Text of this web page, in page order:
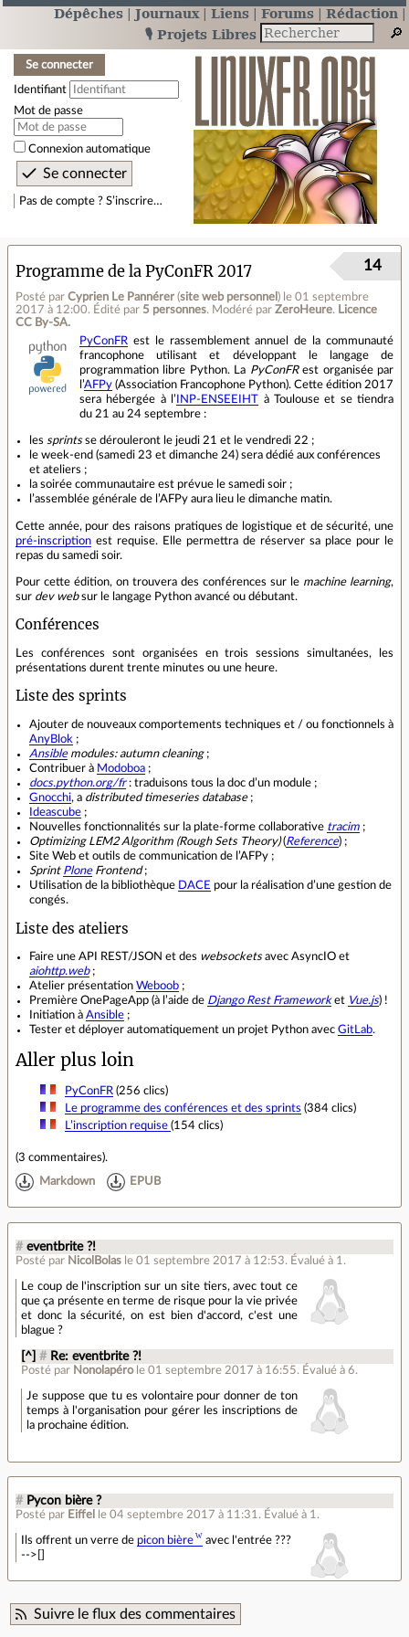
Dépêches Journaux Liens Forums
Rédaction
🎙️ Projets Libres
Se connecter
Identifiant
Mot de passe
Connexion automatique
Pas de compte ? S’inscrire…
Programme de la PyConFR 2017
Posté par Cyprien Le Pannérer (site web personnel ) le 01 septembre
2017 à 12:00. Édité par 5 personnes. Modéré par ZeroHeure. Licence
CC By‑SA.
14
PyConFR est le rassemblement annuel de la communauté
francophone utilisant et développant le langage de
programmation libre Python. La PyConFRest organisée par
l’AFPy (Association Francophone Python). Cette édition 2017
sera hébergée à l’ INP‐ENSEEIHT
à Toulouse et se tiendra
du 21 au 24 septembre :
les sprintsse dérouleront le jeudi 21 et le vendredi 22 ;
le week‐end (samedi 23 et dimanche 24) sera dédié aux conférences
et ateliers ;
la soirée communautaire est prévue le samedi soir ;
l’assemblée générale de l’AFPy aura lieu le dimanche matin.
Cette année, pour des raisons pratiques de logistique et de sécurité, une
pré‐inscription est requise. Elle permettra de réserver sa place pour le
repas du samedi soir.
Pour cette édition, on trouvera des conférences sur le machine learning,
sur dev websur le langage Python avancé ou débutant.
Conférences
Les conférences sont organisées en trois sessions simultanées, les
présentations durent trente minutes ou une heure.
Liste des sprints
Ajouter de nouveaux comportements techniques et / ou fonctionnels à
AnyBlok ;
Ansiblemodules: autumn cleaning;
Contribuer à Modoboa ;
docs.python.org/fr: traduisons tous la doc d’un module ;
Gnocchi, a distributed timeseries database;
Ideascube ;
Nouvelles fonctionnalités sur la plate‐forme collaborative tracim ;
Optimizing LEM2 Algorithm (Rough Sets Theory)(Reference) ;
Site Web et outils de communication de l’AFPy ;
Sprint PloneFrontend;
Utilisation de la bibliothèque DACE pour la réalisation d’une gestion de
congés.
Liste des ateliers
Faire une API REST/JSON et des websocketsavec AsyncIO et
aiohttp.web;
Atelier présentation Weboob ;
Première OnePageApp (à l’aide de Django Rest Frameworket Vue.js) !
Initiation à Ansible ;
Tester et déployer automatiquement un projet Python avec GitLab.
Aller plus loin
PyConFR(256 clics)
Le programme des conférences et des sprints (384 clics)
L’inscription requise (154 clics)
(3 commentaires).
Markdown EPUB
# eventbrite ?!
Posté par NicolBolas le 01 septembre 2017 à 12:53. Évalué à 1 .
Le coup de l'inscription sur un site tiers, avec tout ce
que ça présente en terme de risque pour la vie privée
et donc la sécurité, on est bien d'accord, c'est une
blague ?
[^] # Re: eventbrite ?!
Posté par Nonolapéro le 01 septembre 2017 à 16:55. Évalué à6.
Je suppose que tu es volontaire pour donner de ton
temps à l'organisation pour gérer les inscriptions de
la prochaine édition.
# Pycon bière ?
Posté par Eiffel le 04 septembre 2017 à 11:31 . Évalué à 1 .
Ils offrent un verre de picon bière
avec l'entrée ???
-->[]
Suivre le flux des commentaires